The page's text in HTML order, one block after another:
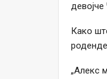
Како
„Алекс